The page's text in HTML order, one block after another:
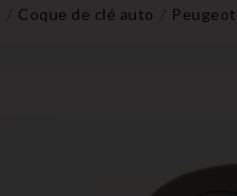
Coque de clé auto Peugeot